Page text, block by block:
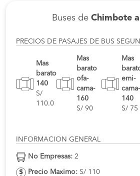
Buses de Chimbote
PRECIOS DE PASAJES DE BUS
Mas
barato
140
S/
110.0
Mas
barato
ofa-
cama-
160
S/ 90
Mas
emi-
cama-
140
S/ 75
INFORMACION GENERAL
No Empresas: 2
Precio Maximo: S/ 110